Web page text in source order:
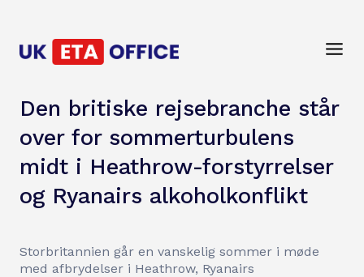
Den britiske rejsebranche står
over for sommerturbulens
midt i Heathrow-forstyrrelser
og Ryanairs alkoholkonflikt
Storbritannien går en vanskelig sommer i møde
med afbrydelser i Heathrow, Ryanairs